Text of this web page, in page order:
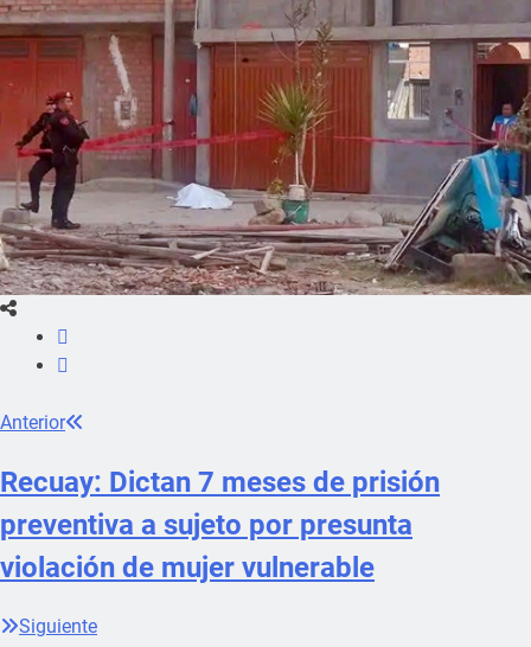
Anterior
Recuay: Dictan 7 meses de prisión
preventiva a sujeto por presunta
violación de mujer vulnerable
Siguiente